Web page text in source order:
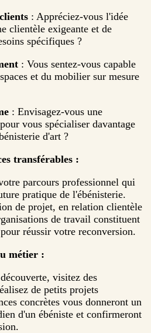
: Appréciez-vous l'idée
clientèle exigeante et de
spécifiques ?
: Vous sentez-vous capable
et du mobilier sur mesure
: Envisagez-vous une
vous spécialiser davantage
d'art ?
transférables :
parcours professionnel qui
pratique de l'ébénisterie.
de projet, en relation clientèle
de travail constituent
réussir votre reconversion.
métier :
visitez des
de petits projets
concrètes vous donneront un
d'un ébéniste et confirmeront